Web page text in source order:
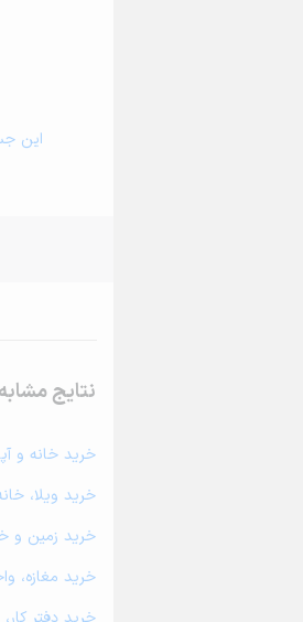
این
نتایج
خرید خانه و
خرید ویلا،
خرید زمین و
خرید مغازه،